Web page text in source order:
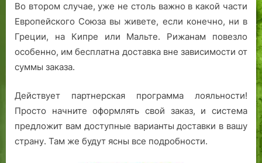
Во втором случае, уже не столь важно в какой части
Европейского Союза вы живете, если конечно, ни в
Греции, на Кипре или Мальте. Рижанам повезло
особенно, им бесплатна доставка вне зависимости от
суммы заказа.
Действует партнерская программа лояльности!
Просто начните оформлять свой заказ, и система
предложит вам доступные варианты доставки в вашу
страну. Там же будут ясны все подробности.